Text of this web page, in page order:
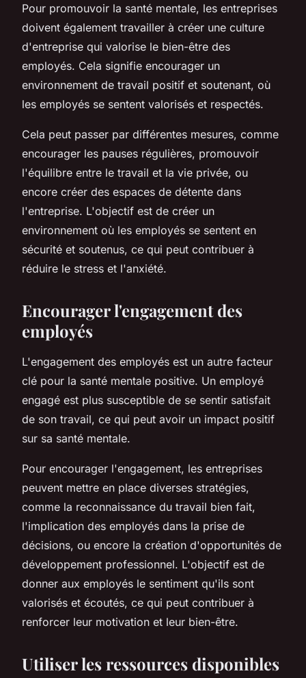
Pour promouvoir la santé mentale, les entreprises
doivent également travailler à créer une culture
d'entreprise qui valorise le bien-être des
employés. Cela signifie encourager un
environnement de travail positif et soutenant, où
les employés se sentent valorisés et respectés.
Cela peut passer par différentes mesures, comme
encourager les pauses régulières, promouvoir
l'équilibre entre le travail et la vie privée, ou
encore créer des espaces de détente dans
l'entreprise. L'objectif est de créer un
environnement où les employés se sentent en
sécurité et soutenus, ce qui peut contribuer à
réduire le stress et l'anxiété.
Encourager l'engagement des
employés
L'engagement des employés est un autre facteur
clé pour la santé mentale positive. Un employé
engagé est plus susceptible de se sentir satisfait
de son travail, ce qui peut avoir un impact positif
sur sa santé mentale.
Pour encourager l'engagement, les entreprises
peuvent mettre en place diverses stratégies,
comme la reconnaissance du travail bien fait,
l'implication des employés dans la prise de
décisions, ou encore la création d'opportunités de
développement professionnel. L'objectif est de
donner aux employés le sentiment qu'ils sont
valorisés et écoutés, ce qui peut contribuer à
renforcer leur motivation et leur bien-être.
Utiliser les ressources disponibles